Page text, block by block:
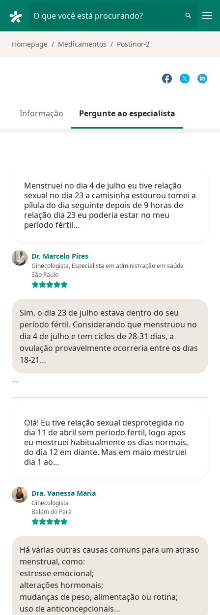
O que você está procurando?
Homepage Medicamentos Postinor-2
Informação Pergunte ao especialista
Menstruei no dia 4 de julho eu tive relação
sexual no dia 23 a camisinha estourou tomei a
pílula do dia seguinte depois de 9 horas de
relação dia 23 eu poderia estar no meu
período fértil…
Dr. Marcelo Pires
Ginecologista, Especialista em administração em saúde
São Paulo
Sim, o dia 23 de julho estava dentro do seu
período fértil. Considerando que menstruou no
dia 4 de julho e tem ciclos de 28-31 dias, a
ovulação provavelmente ocorreria entre os dias
18-21…
Olá! Eu tive relação sexual desprotegida no
dia 11 de abril sem periodo fertil, logo apos
eu mestruei habitualmente os dias normais,
do dia 12 em diante. Mas em maio mestruei
dia 1 ao…
Dra. Vanessa Maria
Ginecologista
Belém do Pará
Há várias outras causas comuns para um atraso
menstrual, como:
estresse emocional;
alterações hormonais;
mudanças de peso, alimentação ou rotina;
uso de anticoncepcionais…